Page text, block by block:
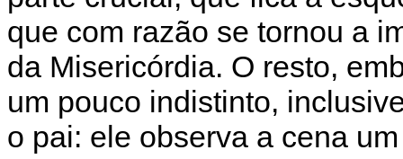
que com razão se tornou a
da Misericórdia. O resto,
um pouco indistinto,
o pai: ele observa a cena